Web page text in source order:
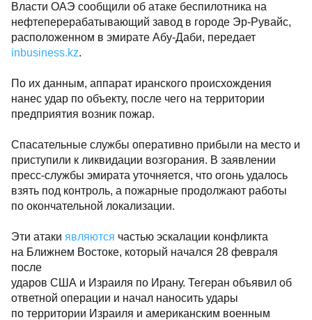
Власти ОАЭ сообщили об атаке беспилотника на
нефтеперерабатывающий завод в городе Эр-Рувайс,
расположенном в эмирате Абу-Даби, передает
inbusiness.kz.
По их данным, аппарат иранского происхождения
нанес удар по объекту, после чего на территории
предприятия возник пожар.
Спасательные службы оперативно прибыли на место и
приступили к ликвидации возгорания. В заявлении
пресс-службы эмирата уточняется, что огонь удалось
взять под контроль, а пожарные продолжают работы
по окончательной локализации.
Эти атаки являются частью эскалации конфликта
на Ближнем Востоке, который начался 28 февраля
после
ударов США и Израиля по Ирану. Тегеран объявил об
ответной операции и начал наносить удары
по территории Израиля и американским военным